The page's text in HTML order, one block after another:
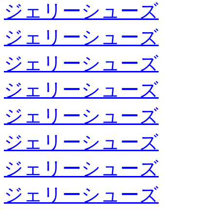
ジェリーシューズ
ジェリーシューズ
ジェリーシューズ
ジェリーシューズ
ジェリーシューズ
ジェリーシューズ
ジェリーシューズ
ジェリーシューズ